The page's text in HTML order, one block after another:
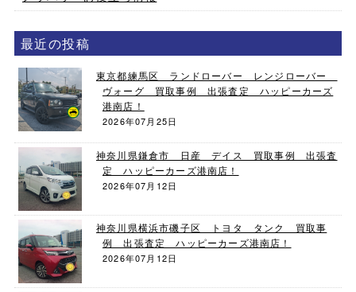
最近の投稿
東京都練馬区 ランドローバー レンジローバー
ヴォーグ 買取事例 出張査定 ハッピーカーズ
港南店！
2026年07月25日
神奈川県鎌倉市 日産 デイス 買取事例 出張査
定 ハッピーカーズ港南店！
2026年07月12日
神奈川県横浜市磯子区 トヨタ タンク 買取事
例 出張査定 ハッピーカーズ港南店！
2026年07月12日